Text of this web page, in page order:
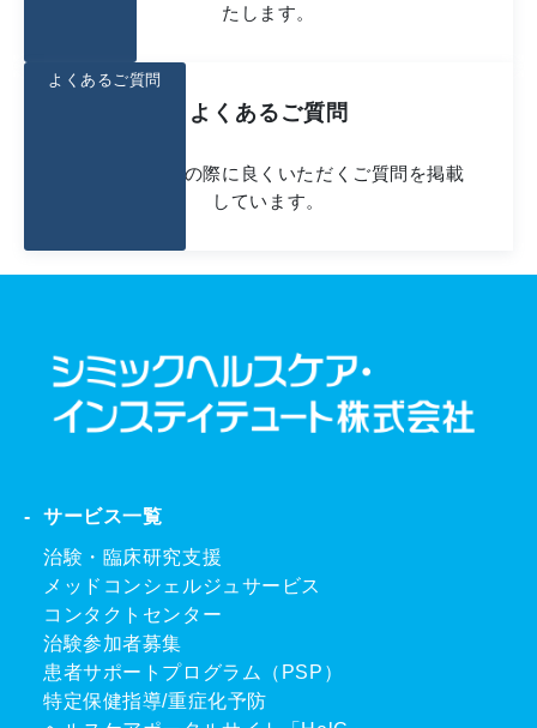
たします。
よくあるご質問
お問い合わせの際に良くいただくご質問を掲載
しています。
よくあるご質問
サービス一覧
治験・臨床研究支援
メッドコンシェルジュサービス
コンタクトセンター
治験参加者募集
患者サポートプログラム（PSP）
特定保健指導/重症化予防